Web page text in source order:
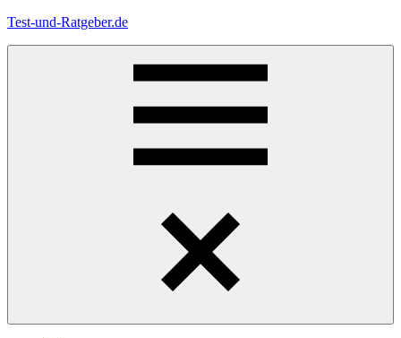
Zum
Test-und-Ratgeber.de